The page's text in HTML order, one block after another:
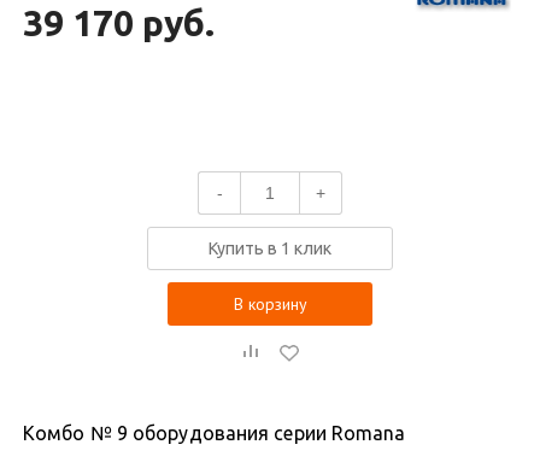
39 170 руб.
- +
Купить в 1 клик
В корзину
Комбо № 9 оборудования серии Romana